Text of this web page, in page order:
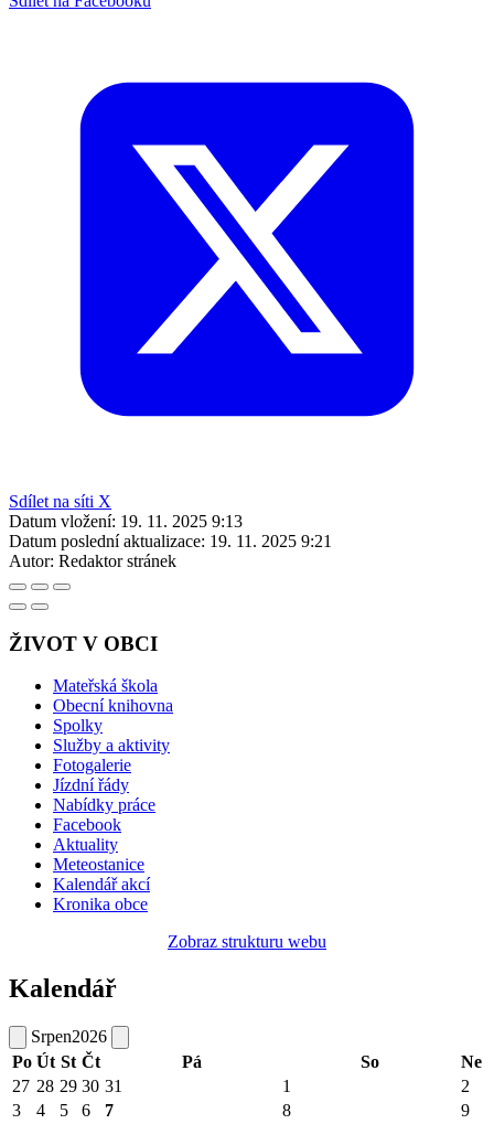
Sdílet na síti X
Datum vložení: 19. 11. 2025 9:13
Datum poslední aktualizace: 19. 11. 2025 9:21
Autor: Redaktor stránek
ŽIVOT V OBCI
Mateřská škola
Obecní knihovna
Spolky
Služby a aktivity
Fotogalerie
Jízdní řády
Nabídky práce
Facebook
Aktuality
Meteostanice
Kalendář akcí
Kronika obce
Zobraz strukturu webu
Kalendář
Srpen2026
Po Út St Čt Pá So
Ne
27 28 29 30 31 1
2
3
4 5 6 7 8 9